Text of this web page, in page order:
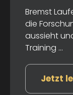
Bremst
die
aussieht
Training ...
Jetzt